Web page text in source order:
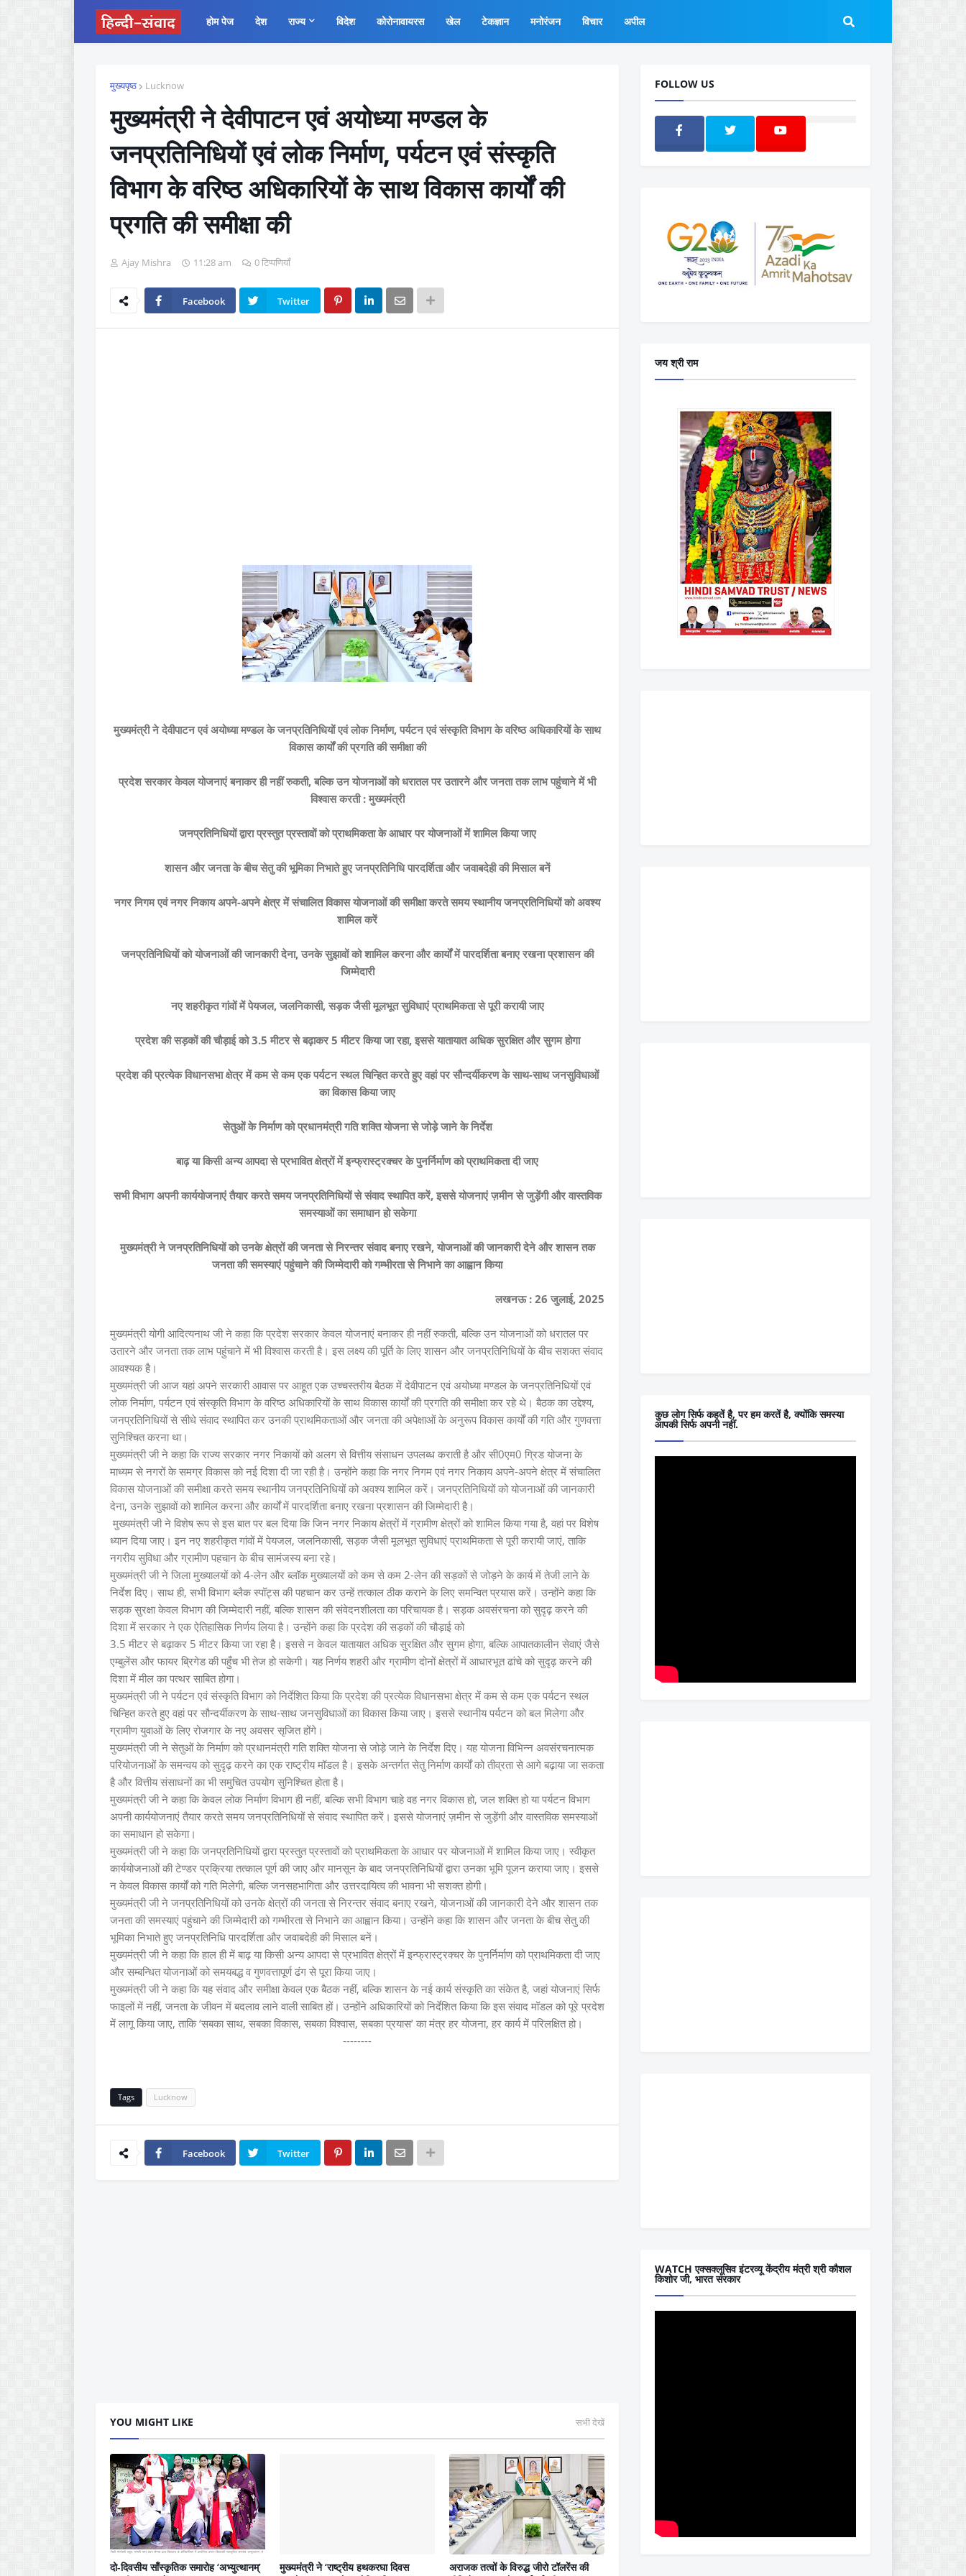
होम पेज देश राज्य विदेश कोरोनावायरस खेल टेकज्ञान मनोरंजन विचार अपील
मुख्यपृष्ठ Lucknow
मुख्यमंत्री ने देवीपाटन एवं अयोध्या मण्डल के
जनप्रतिनिधियों एवं लोक निर्माण, पर्यटन एवं संस्कृति
विभाग के वरिष्ठ अधिकारियों के साथ विकास कार्यों की
प्रगति की समीक्षा की
Ajay Mishra 11:28 am 0 टिप्पणियाँ
Facebook Twitter
मुख्यमंत्री ने देवीपाटन एवं अयोध्या मण्डल के जनप्रतिनिधियों एवं लोक निर्माण, पर्यटन एवं संस्कृति विभाग के वरिष्ठ अधिकारियों के साथ
विकास कार्यों की प्रगति की समीक्षा की
प्रदेश सरकार केवल योजनाएं बनाकर ही नहीं रुकती, बल्कि उन योजनाओं को धरातल पर उतारने और जनता तक लाभ पहुंचाने में भी
विश्वास करती : मुख्यमंत्री
जनप्रतिनिधियों द्वारा प्रस्तुत प्रस्तावों को प्राथमिकता के आधार पर योजनाओं में शामिल किया जाए
शासन और जनता के बीच सेतु की भूमिका निभाते हुए जनप्रतिनिधि पारदर्शिता और जवाबदेही की मिसाल बनें
नगर निगम एवं नगर निकाय अपने-अपने क्षेत्र में संचालित विकास योजनाओं की समीक्षा करते समय स्थानीय जनप्रतिनिधियों को अवश्य
शामिल करें
जनप्रतिनिधियों को योजनाओं की जानकारी देना, उनके सुझावों को शामिल करना और कार्यों में पारदर्शिता बनाए रखना प्रशासन की
जिम्मेदारी
नए शहरीकृत गांवों में पेयजल, जलनिकासी, सड़क जैसी मूलभूत सुविधाएं प्राथमिकता से पूरी करायी जाए
प्रदेश की सड़कों की चौड़ाई को 3.5 मीटर से बढ़ाकर 5 मीटर किया जा रहा, इससे यातायात अधिक सुरक्षित और सुगम होगा
प्रदेश की प्रत्येक विधानसभा क्षेत्र में कम से कम एक पर्यटन स्थल चिन्हित करते हुए वहां पर सौन्दर्यीकरण के साथ-साथ जनसुविधाओं
का विकास किया जाए
सेतुओं के निर्माण को प्रधानमंत्री गति शक्ति योजना से जोड़े जाने के निर्देश
बाढ़ या किसी अन्य आपदा से प्रभावित क्षेत्रों में इन्फ्रास्ट्रक्चर के पुनर्निर्माण को प्राथमिकता दी जाए
सभी विभाग अपनी कार्ययोजनाएं तैयार करते समय जनप्रतिनिधियों से संवाद स्थापित करें, इससे योजनाएं ज़मीन से जुड़ेंगी और वास्तविक
समस्याओं का समाधान हो सकेगा
मुख्यमंत्री ने जनप्रतिनिधियों को उनके क्षेत्रों की जनता से निरन्तर संवाद बनाए रखने, योजनाओं की जानकारी देने और शासन तक
जनता की समस्याएं पहुंचाने की जिम्मेदारी को गम्भीरता से निभाने का आह्वान किया
लखनऊ : 26 जुलाई, 2025
मुख्यमंत्री योगी आदित्यनाथ जी ने कहा कि प्रदेश सरकार केवल योजनाएं बनाकर ही नहीं रुकती, बल्कि उन योजनाओं को धरातल पर
उतारने और जनता तक लाभ पहुंचाने में भी विश्वास करती है। इस लक्ष्य की पूर्ति के लिए शासन और जनप्रतिनिधियों के बीच सशक्त संवाद
आवश्यक है।
मुख्यमंत्री जी आज यहां अपने सरकारी आवास पर आहूत एक उच्चस्तरीय बैठक में देवीपाटन एवं अयोध्या मण्डल के जनप्रतिनिधियों एवं
लोक निर्माण, पर्यटन एवं संस्कृति विभाग के वरिष्ठ अधिकारियों के साथ विकास कार्यों की प्रगति की समीक्षा कर रहे थे। बैठक का उद्देश्य,
जनप्रतिनिधियों से सीधे संवाद स्थापित कर उनकी प्राथमिकताओं और जनता की अपेक्षाओं के अनुरूप विकास कार्यों की गति और गुणवत्ता
सुनिश्चित करना था।
मुख्यमंत्री जी ने कहा कि राज्य सरकार नगर निकायों को अलग से वित्तीय संसाधन उपलब्ध कराती है और सी0एम0 ग्रिड योजना के
माध्यम से नगरों के समग्र विकास को नई दिशा दी जा रही है। उन्होंने कहा कि नगर निगम एवं नगर निकाय अपने-अपने क्षेत्र में संचालित
विकास योजनाओं की समीक्षा करते समय स्थानीय जनप्रतिनिधियों को अवश्य शामिल करें। जनप्रतिनिधियों को योजनाओं की जानकारी
देना, उनके सुझावों को शामिल करना और कार्यों में पारदर्शिता बनाए रखना प्रशासन की जिम्मेदारी है।
मुख्यमंत्री जी ने विशेष रूप से इस बात पर बल दिया कि जिन नगर निकाय क्षेत्रों में ग्रामीण क्षेत्रों को शामिल किया गया है, वहां पर विशेष
ध्यान दिया जाए। इन नए शहरीकृत गांवों में पेयजल, जलनिकासी, सड़क जैसी मूलभूत सुविधाएं प्राथमिकता से पूरी करायी जाएं, ताकि
नगरीय सुविधा और ग्रामीण पहचान के बीच सामंजस्य बना रहे।
मुख्यमंत्री जी ने जिला मुख्यालयों को 4-लेन और ब्लॉक मुख्यालयों को कम से कम 2-लेन की सड़कों से जोड़ने के कार्य में तेजी लाने के
निर्देश दिए। साथ ही, सभी विभाग ब्लैक स्पॉट्स की पहचान कर उन्हें तत्काल ठीक कराने के लिए समन्वित प्रयास करें। उन्होंने कहा कि
सड़क सुरक्षा केवल विभाग की जिम्मेदारी नहीं, बल्कि शासन की संवेदनशीलता का परिचायक है। सड़क अवसंरचना को सुदृढ़ करने की
दिशा में सरकार ने एक ऐतिहासिक निर्णय लिया है। उन्होंने कहा कि प्रदेश की सड़कों की चौड़ाई को
3.5 मीटर से बढ़ाकर 5 मीटर किया जा रहा है। इससे न केवल यातायात अधिक सुरक्षित और सुगम होगा, बल्कि आपातकालीन सेवाएं जैसे
एम्बुलेंस और फायर ब्रिगेड की पहुँच भी तेज हो सकेगी। यह निर्णय शहरी और ग्रामीण दोनों क्षेत्रों में आधारभूत ढांचे को सुदृढ़ करने की
दिशा में मील का पत्थर साबित होगा।
मुख्यमंत्री जी ने पर्यटन एवं संस्कृति विभाग को निर्देशित किया कि प्रदेश की प्रत्येक विधानसभा क्षेत्र में कम से कम एक पर्यटन स्थल
चिन्हित करते हुए वहां पर सौन्दर्यीकरण के साथ-साथ जनसुविधाओं का विकास किया जाए। इससे स्थानीय पर्यटन को बल मिलेगा और
ग्रामीण युवाओं के लिए रोजगार के नए अवसर सृजित होंगे।
मुख्यमंत्री जी ने सेतुओं के निर्माण को प्रधानमंत्री गति शक्ति योजना से जोड़े जाने के निर्देश दिए। यह योजना विभिन्न अवसंरचनात्मक
परियोजनाओं के समन्वय को सुदृढ़ करने का एक राष्ट्रीय मॉडल है। इसके अन्तर्गत सेतु निर्माण कार्यों को तीव्रता से आगे बढ़ाया जा सकता
है और वित्तीय संसाधनों का भी समुचित उपयोग सुनिश्चित होता है।
मुख्यमंत्री जी ने कहा कि केवल लोक निर्माण विभाग ही नहीं, बल्कि सभी विभाग चाहे वह नगर विकास हो, जल शक्ति हो या पर्यटन विभाग
अपनी कार्ययोजनाएं तैयार करते समय जनप्रतिनिधियों से संवाद स्थापित करें। इससे योजनाएं ज़मीन से जुड़ेंगी और वास्तविक समस्याओं
का समाधान हो सकेगा।
मुख्यमंत्री जी ने कहा कि जनप्रतिनिधियों द्वारा प्रस्तुत प्रस्तावों को प्राथमिकता के आधार पर योजनाओं में शामिल किया जाए। स्वीकृत
कार्ययोजनाओं की टेण्डर प्रक्रिया तत्काल पूर्ण की जाए और मानसून के बाद जनप्रतिनिधियों द्वारा उनका भूमि पूजन कराया जाए। इससे
न केवल विकास कार्यों को गति मिलेगी, बल्कि जनसहभागिता और उत्तरदायित्व की भावना भी सशक्त होगी।
मुख्यमंत्री जी ने जनप्रतिनिधियों को उनके क्षेत्रों की जनता से निरन्तर संवाद बनाए रखने, योजनाओं की जानकारी देने और शासन तक
जनता की समस्याएं पहुंचाने की जिम्मेदारी को गम्भीरता से निभाने का आह्वान किया। उन्होंने कहा कि शासन और जनता के बीच सेतु की
भूमिका निभाते हुए जनप्रतिनिधि पारदर्शिता और जवाबदेही की मिसाल बनें।
मुख्यमंत्री जी ने कहा कि हाल ही में बाढ़ या किसी अन्य आपदा से प्रभावित क्षेत्रों में इन्फ्रास्ट्रक्चर के पुनर्निर्माण को प्राथमिकता दी जाए
और सम्बन्धित योजनाओं को समयबद्ध व गुणवत्तापूर्ण ढंग से पूरा किया जाए।
मुख्यमंत्री जी ने कहा कि यह संवाद और समीक्षा केवल एक बैठक नहीं, बल्कि शासन के नई कार्य संस्कृति का संकेत है, जहां योजनाएं सिर्फ
फाइलों में नहीं, जनता के जीवन में बदलाव लाने वाली साबित हों। उन्होंने अधिकारियों को निर्देशित किया कि इस संवाद मॉडल को पूरे प्रदेश
में लागू किया जाए, ताकि ‘सबका साथ, सबका विकास, सबका विश्वास, सबका प्रयास’ का मंत्र हर योजना, हर कार्य में परिलक्षित हो।
--------
Tags Lucknow
Facebook Twitter
YOU MIGHT LIKE सभी देखें
दो-दिवसीय साँस्कृतिक समारोह ‘अभ्युत्थानम्’
मुख्यमंत्री ने ‘राष्ट्रीय हथकरघा दिवस
अराजक तत्वों के विरुद्ध जीरो टॉलरेंस की
FOLLOW US
जय श्री राम
कुछ लोग सिर्फ कहतें है, पर हम करतें है, क्योंकि समस्या
आपकी सिर्फ अपनी नहीं.
WATCH एक्सक्लूसिव इंटरव्यू केंद्रीय मंत्री श्री कौशल
किशोर जी, भारत सरकार